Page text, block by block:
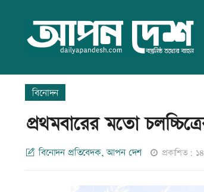
বিনোদন
প্রথমবারের মতো
বিনোদন প্রতিবেদক, আপন দেশ প্রকাশিত: